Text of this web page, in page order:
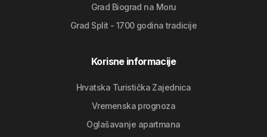
Grad Biograd na Moru
Grad Split - 1700 godina tradicije
Korisne informacije
Hrvatska Turistička Zajednica
Vremenska prognoza
Oglašavanje apartmana